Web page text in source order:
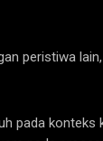
peristiwa
pada